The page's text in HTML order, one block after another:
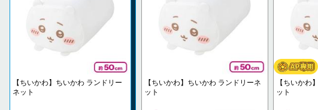
【ちいかわ】ちいかわ ランドリー
ネット
【ちいかわ】ちいかわ ランドリーネ
ット
【ちいかわ
ット